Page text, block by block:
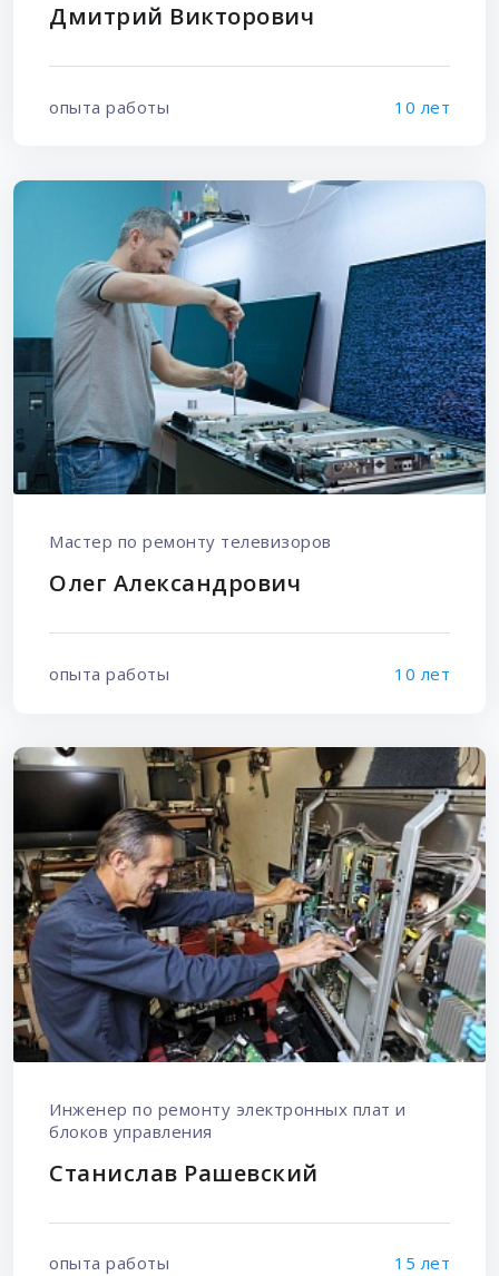
Дмитрий Викторович
опыта работы 10 лет
Мастер по ремонту телевизоров
Олег Александрович
опыта работы 10 лет
Инженер по ремонту электронных плат и
блоков управления
Станислав Рашевский
опыта работы 15 лет